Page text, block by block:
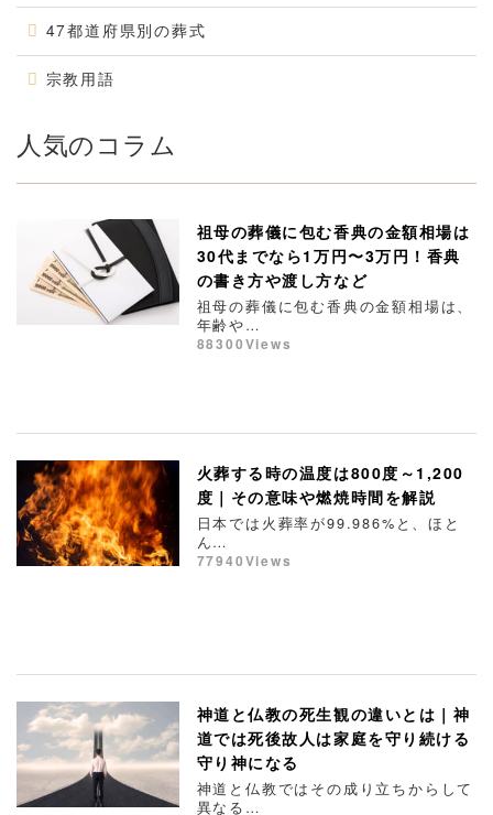
47都道府県別の葬式
宗教用語
人気のコラム
祖母の葬儀に包む香典の金額相場は
30代までなら1万円〜3万円！香典
の書き方や渡し方など
祖母の葬儀に包む香典の金額相場は、
年齢や…
88300Views
火葬する時の温度は800度～1,200
度｜その意味や燃焼時間を解説
日本では火葬率が99.986%と、ほと
ん…
77940Views
神道と仏教の死生観の違いとは｜神
道では死後故人は家庭を守り続ける
守り神になる
神道と仏教ではその成り立ちからして
異なる…